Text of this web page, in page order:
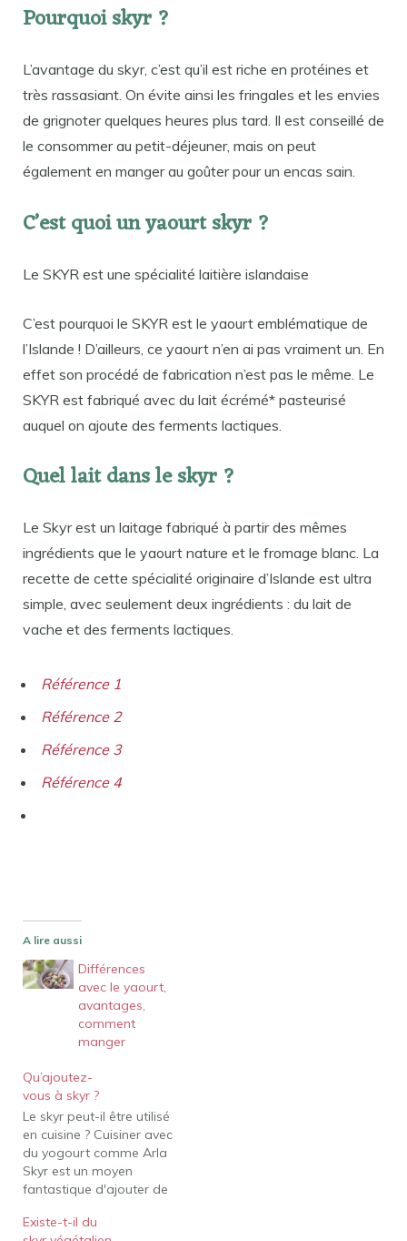
Pourquoi skyr ?
L’avantage du skyr, c’est qu’il est riche en protéines et
très rassasiant. On évite ainsi les fringales et les envies
de grignoter quelques heures plus tard. Il est conseillé de
le consommer au petit-déjeuner, mais on peut
également en manger au goûter pour un encas sain.
C’est quoi un yaourt skyr ?
Le SKYR est une spécialité laitière islandaise
C’est pourquoi le SKYR est le yaourt emblématique de
l’Islande ! D’ailleurs, ce yaourt n’en ai pas vraiment un. En
effet son procédé de fabrication n’est pas le même. Le
SKYR est fabriqué avec du lait écrémé* pasteurisé
auquel on ajoute des ferments lactiques.
Quel lait dans le skyr ?
Le Skyr est un laitage fabriqué à partir des mêmes
ingrédients que le yaourt nature et le fromage blanc. La
recette de cette spécialité originaire d’Islande est ultra
simple, avec seulement deux ingrédients : du lait de
vache et des ferments lactiques.
Référence 1
Référence 2
Référence 3
Référence 4
A lire aussi
Différences
avec le yaourt,
avantages,
comment
manger
Qu’ajoutez-
vous à skyr ?
Le skyr peut-il être utilisé
en cuisine ? Cuisiner avec
du yogourt comme Arla
Skyr est un moyen
fantastique d'ajouter de
saveurs à vos repas, que
Existe-t-il du